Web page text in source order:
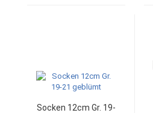
Socken 12cm Gr. 19-